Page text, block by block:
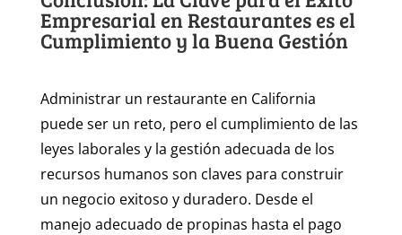
Empresarial en Restaurantes es el
Cumplimiento y la Buena Gestión
Administrar un restaurante en California
puede ser un reto, pero el cumplimiento de las
leyes laborales y la gestión adecuada de los
recursos humanos son claves para construir
un negocio exitoso y duradero. Desde el
manejo adecuado de propinas hasta el pago